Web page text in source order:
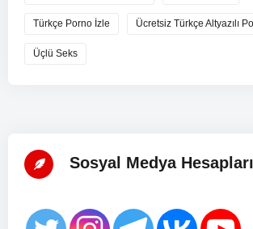
Türkçe Porno İzle Ücretsiz Türkçe Altyazılı
Üçlü Seks
Sosyal Medya